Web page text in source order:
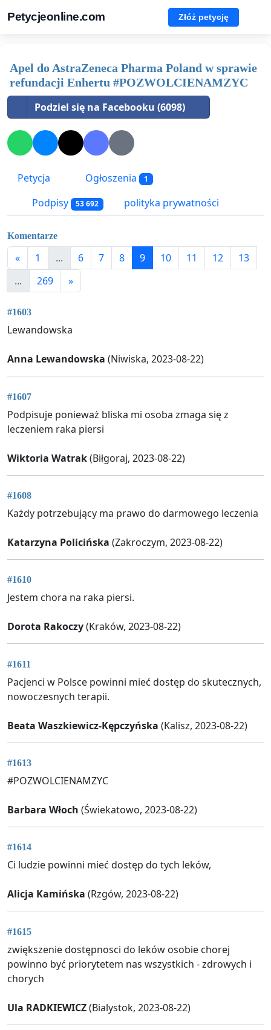
Petycjeonline.com Złóż petycję
Apel do AstraZeneca Pharma Poland w sprawie
refundacji Enhertu #POZWOLCIENAMZYC
Podziel się na Facebooku (6098)
Petycja Ogłoszenia 1
Podpisy 53 692 polityka prywatności
Komentarze
« 1 ... 6 7 8 9 10 11 12
13
...
269 »
#1603
Lewandowska
Anna Lewandowska (Niwiska, 2023-08-22)
#1607
Podpisuje ponieważ bliska mi osoba zmaga się z
leczeniem raka piersi
Wiktoria Watrak(Biłgoraj, 2023-08-22)
#1608
Każdy potrzebujący ma prawo do darmowego leczenia
Katarzyna Policińska (Zakroczym, 2023-08-22)
#1610
Jestem chora na raka piersi.
Dorota Rakoczy(Kraków, 2023-08-22)
#1611
Pacjenci w Polsce powinni mieć dostęp do skutecznych,
nowoczesnych terapii.
Beata Waszkiewicz-Kępczyńska (Kalisz, 2023-08-22)
#1613
#POZWOLCIENAMZYC
Barbara Włoch (Świekatowo, 2023-08-22)
#1614
Ci ludzie powinni mieć dostęp do tych leków,
Alicja Kamińska (Rzgów, 2023-08-22)
#1615
zwiększenie dostępnosci do leków osobie chorej
powinno być priorytetem nas wszystkich - zdrowych i
chorych
Ula RADKIEWICZ(Bialystok, 2023-08-22)